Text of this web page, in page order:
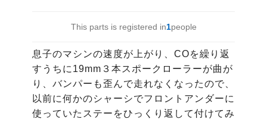
This parts is registered in1people
息子のマシンの速度が上がり、COを繰り返
すうちに19mm３本スポークローラーが曲が
り、バンパーも歪んで走れなくなったので、
以前に何かのシャーシでフロントアンダーに
使っていたステーをひっくり返して付けてみ